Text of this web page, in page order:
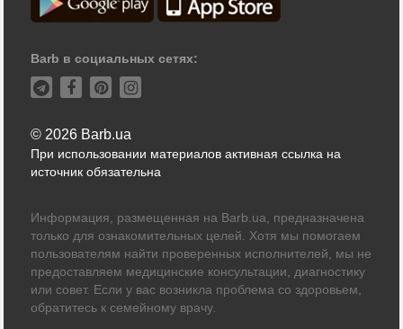
Barb в социальных сетях:
© 2026 Barb.ua
При использовании материалов активная ссылка на
источник обязательна
Информация, размещенная на Barb.ua, предназначена
только для ознакомительных целей. Хотя мы помогаем
пользователям найти проверенных исполнителей, мы не
предоставляем медицинские консультации, диагностику
или совет. Если у вас возникла проблема со здоровьем,
обратитесь к семейному врачу.